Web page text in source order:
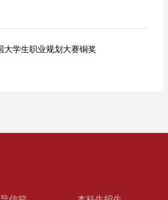
大学生职业规划大赛铜奖